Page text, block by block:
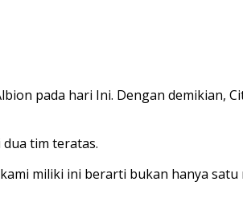
pada hari Ini. Dengan demikian,
tim teratas.
miliki ini berarti bukan hanya satu